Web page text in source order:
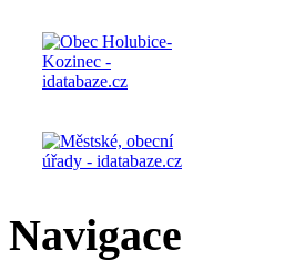
Navigace